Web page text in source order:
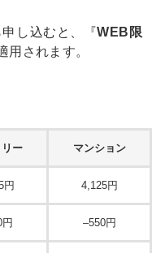
し込むと、『WEB限
用されます。
ー マンション
円 4,125円
–550円